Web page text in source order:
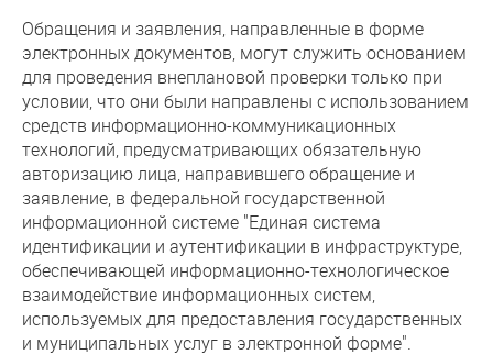
Обращения и заявления, направленные в форме
электронных документов, могут служить основанием
для проведения внеплановой проверки только при
условии, что они были направлены с использованием
средств информационно-коммуникационных
технологий, предусматривающих обязательную
авторизацию лица, направившего обращение и
заявление, в федеральной государственной
информационной системе "Единая система
идентификации и аутентификации в инфраструктуре,
обеспечивающей информационно-технологическое
взаимодействие информационных систем,
используемых для предоставления государственных
и муниципальных услуг в электронной форме".